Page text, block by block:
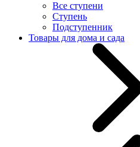
Все ступени
Ступень
Подступенник
Товары для дома и сада